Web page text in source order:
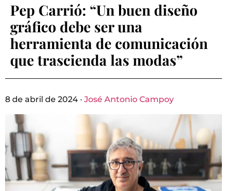
Pep Carrió: “Un buen diseño
gráfico debe ser una
herramienta de comunicación
que trascienda las modas”
8 de abril de 2024 · José Antonio Campoy